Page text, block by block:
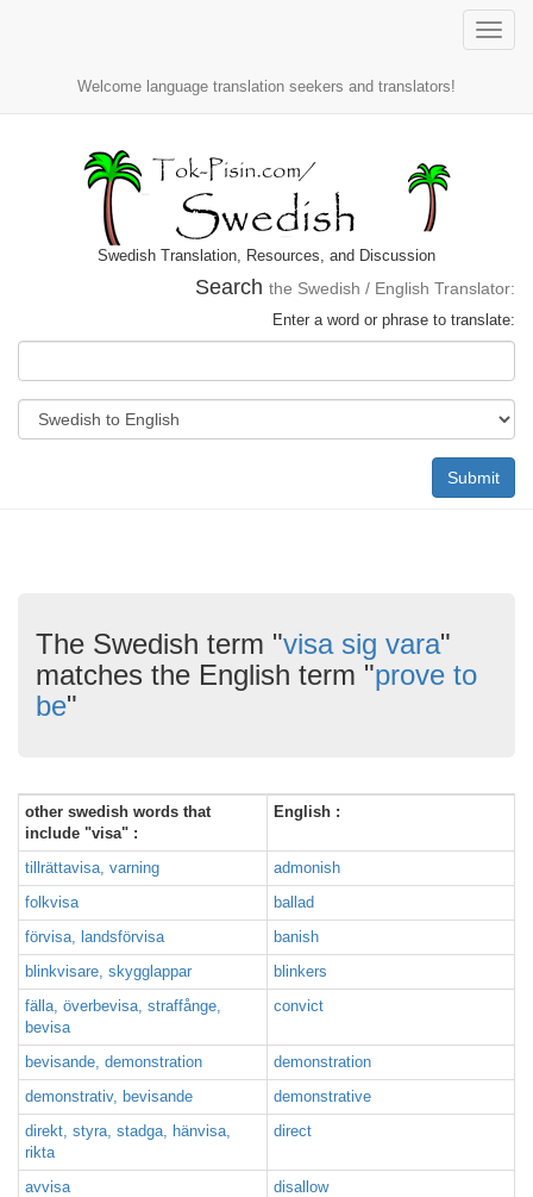
Toggle
Welcome language translation seekers and translators!
Swedish Translation, Resources, and Discussion
Search the Swedish / English Translator:
Enter a word or phrase to translate:
Submit
The Swedish term "visa sig vara"
matches the English term "prove to
be"
other swedish words that
include "visa" :
English :
tillrättavisa, varning
admonish
folkvisa
ballad
förvisa, landsförvisa
banish
blinkvisare, skygglappar
blinkers
fälla, överbevisa, straffånge,
bevisa
convict
bevisande, demonstration
demonstration
demonstrativ, bevisande
demonstrative
direkt, styra, stadga, hänvisa,
rikta
direct
avvisa
disallow